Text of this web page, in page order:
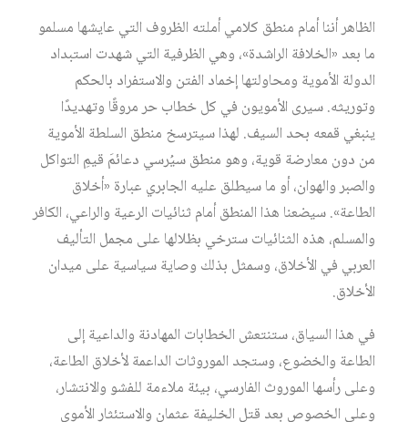
الظاهر أننا أمام منطق كلامي أملته الظروف التي عايشها مسلمو
ما بعد «الخلافة الراشدة»، وهي الظرفية التي شهدت استبداد
الدولة الأموية ومحاولتها إخماد الفتن والاستفراد بالحكم
وتوريثه. سيرى الأمويون في كل خطاب حر مروقًا وتهديدًا
ينبغي قمعه بحد السيف. لهذا سيترسخ منطق السلطة الأموية
من دون معارضة قوية، وهو منطق سيُرسي دعائمَ قيمِ التواكل
والصبر والهوان، أو ما سيطلق عليه الجابري عبارة «أخلاق
الطاعة». سيضعنا هذا المنطق أمام ثنائيات الرعية والراعي، الكافر
والمسلم، هذه الثنائيات سترخي بظلالها على مجمل التأليف
العربي في الأخلاق، وسمثل بذلك وصاية سياسية على ميدان
الأخلاق.
في هذا السياق، ستنتعش الخطابات المهادنة والداعية إلى
الطاعة والخضوع، وستجد الموروثات الداعمة لأخلاق الطاعة،
وعلى رأسها الموروث الفارسي، بيئة ملاءمة للفشو والانتشار،
وعلى الخصوص بعد قتل الخليفة عثمان والاستئثار الأموي